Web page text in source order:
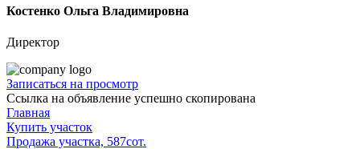
Костенко Ольга Владимировна
Директор
Записаться на просмотр
Ссылка на объявление успешно скопирована
Главная
Купить участок
Продажа участка, 587сот.